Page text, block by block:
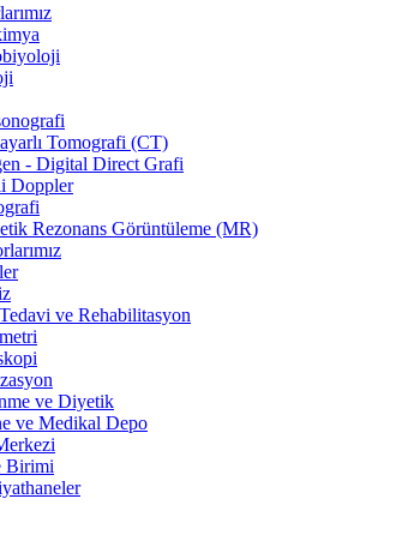
Tomografi (CT)
- Digital Direct Grafi
Doppler
Rezonans Görüntüleme (MR)
ve Rehabilitasyon
ve Diyetik
ve Medikal Depo
Birimi